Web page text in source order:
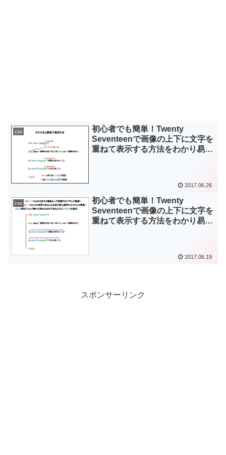
css
初心者でも簡単！Twenty
Seventeenで画像の上下に文字を
重ねて表示する方法をわかり易く
2017.06.26
css
初心者でも簡単！Twenty
Seventeenで画像の上下に文字を
重ねて表示する方法をわかり易く
2017.06.19
スポンサーリンク